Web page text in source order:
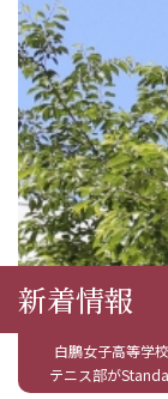
新着情報
白鵬女子高等学校
テニス部が